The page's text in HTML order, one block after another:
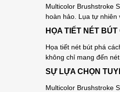
Multicolor Brushstroke
hoàn hảo. Lụa tự nhiên
HỌA TIẾT NÉT BÚT
Họa tiết nét bút phá
không chỉ mang đến
SỰ LỰA CHỌN
Multicolor Brushstroke